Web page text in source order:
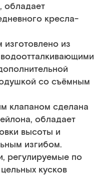
обладает
кресла-
из
со съёмным
клапаном сделана
обладает
высоты и
изгибом.
регулируемые по
кусков